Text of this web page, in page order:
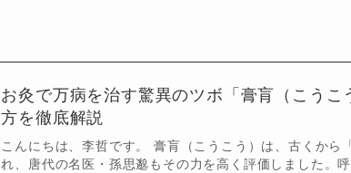
お灸で万病を治す驚異のツボ「膏肓（こうこ
方を徹底解説
こんにちは、李哲です。 膏肓（こうこう）は、古くから
れ、唐代の名医・孫思邈もその力を高く評価しました。